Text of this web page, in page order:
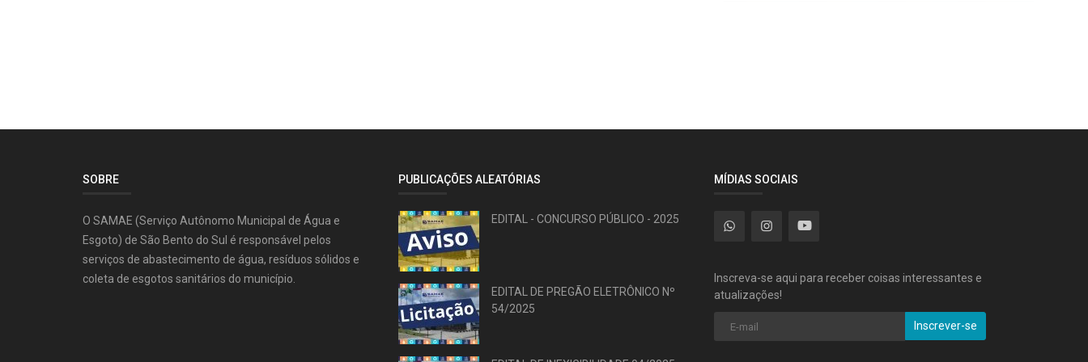
SOBRE
O SAMAE (Serviço Autônomo Municipal de Água e
Esgoto) de São Bento do Sul é responsável pelos
serviços de abastecimento de água, resíduos sólidos e
coleta de esgotos sanitários do município.
PUBLICAÇÕES ALEATÓRIAS
EDITAL - CONCURSO PÚBLICO - 2025
EDITAL DE PREGÃO ELETRÔNICO Nº
54/2025
MÍDIAS SOCIAIS
Inscreva-se aqui para receber coisas interessantes e
atualizações!
Inscrever-se